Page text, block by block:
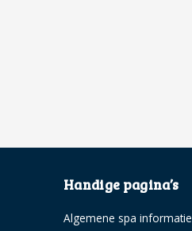
Handige pagina’s
Algemene spa informatie